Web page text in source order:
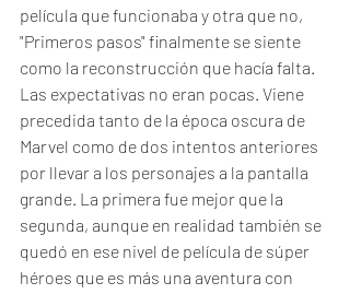
película que funcionaba y otra que no,
"Primeros pasos" finalmente se siente
como la reconstrucción que hacía falta.
Las expectativas no eran pocas. Viene
precedida tanto de la época oscura de
Marvel como de dos intentos anteriores
por llevar a los personajes a la pantalla
grande. La primera fue mejor que la
segunda, aunque en realidad también se
quedó en ese nivel de película de súper
héroes que es más una aventura con